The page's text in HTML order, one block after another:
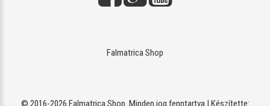
Falmatrica Shop
© 2016-2026 Falmatrica Shop. Minden jog fenntartva | Készítette: